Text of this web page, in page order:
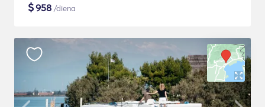
$958 /diena